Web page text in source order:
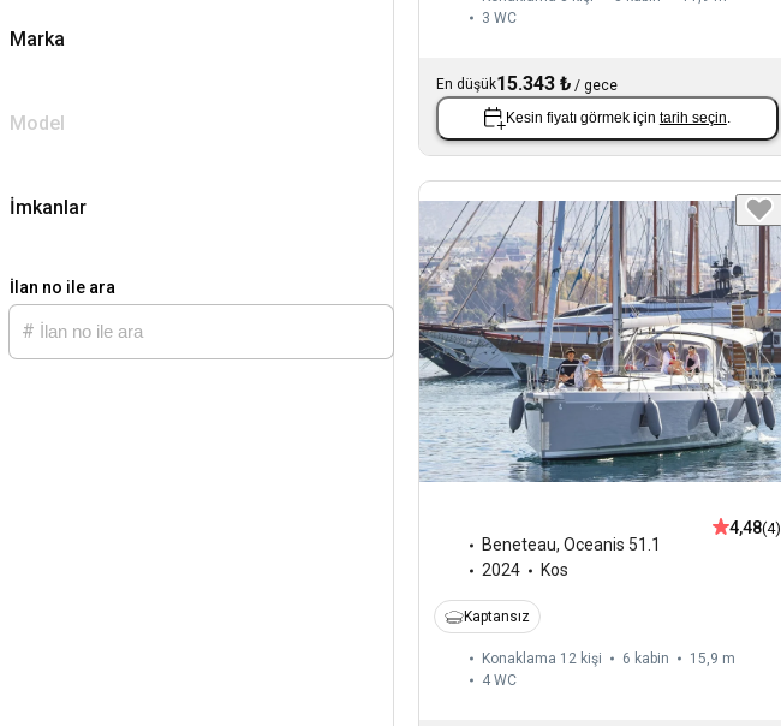
Marka
Model
İmkanlar
İlan no ile ara
3 WC
En düşük15.343 ₺ / gece
Kesin fiyatı görmek için tarih seçin.
Beneteau, Oceanis 51.1
2024
Kos
4,48(4)
Kaptansız
Konaklama 12 kişi 6 kabin
15,9 m
4 WC